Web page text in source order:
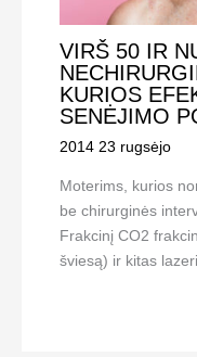
VIRŠ 50 IR
KURIOS
SENĖJIMO
2014 23 rugsėjo
Moterims, kurios
be chirurginės
Frakcinį CO2
šviesą) ir kitas